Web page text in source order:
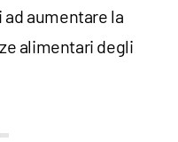
ad aumentare la
alimentari degli